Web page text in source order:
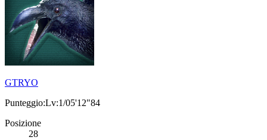
GTRYO
Punteggio:Lv:1/05'12"84
Posizione
28